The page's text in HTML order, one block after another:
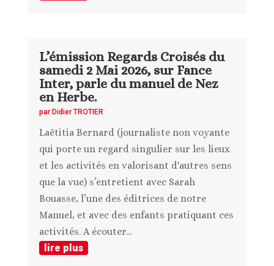
L’émission Regards Croisés du
samedi 2 Mai 2026, sur Fance
Inter, parle du manuel de Nez
en Herbe.
par Didier TROTIER
Laëtitia Bernard (journaliste non voyante
qui porte un regard singulier sur les lieux
et les activités en valorisant d'autres sens
que la vue) s’entretient avec Sarah
Bouasse, l’une des éditrices de notre
Manuel, et avec des enfants pratiquant ces
activités. A écouter...
lire plus